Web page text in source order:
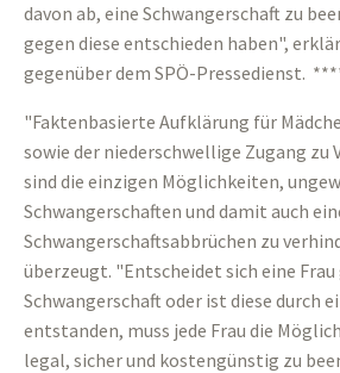
davon ab, eine Schwangerschaft zu
gegen diese entschieden haben",
gegenüber dem SPÖ-Pressedienst.
"Faktenbasierte Aufklärung für
sowie der niederschwellige Zugang
sind die einzigen Möglichkeiten,
Schwangerschaften und damit auch
Schwangerschaftsabbrüchen zu
überzeugt. "Entscheidet sich eine Frau
Schwangerschaft oder ist diese durch
entstanden, muss jede Frau die
legal, sicher und kostengünstig zu